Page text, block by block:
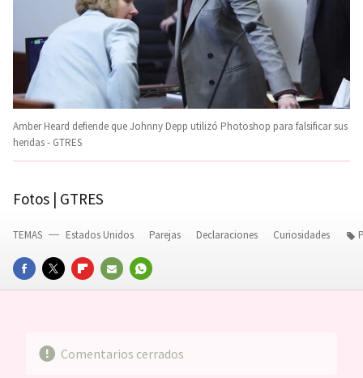
Amber Heard defiende que Johnny Depp utilizó Photoshop para falsificar sus
heridas - GTRES
Fotos | GTRES
FACEBOOKTWITTERFLIPBOARD
E-
WHATSAPP
TEMAS Estados Unidos Parejas Declaraciones Curiosidades
Comentarios cerrados